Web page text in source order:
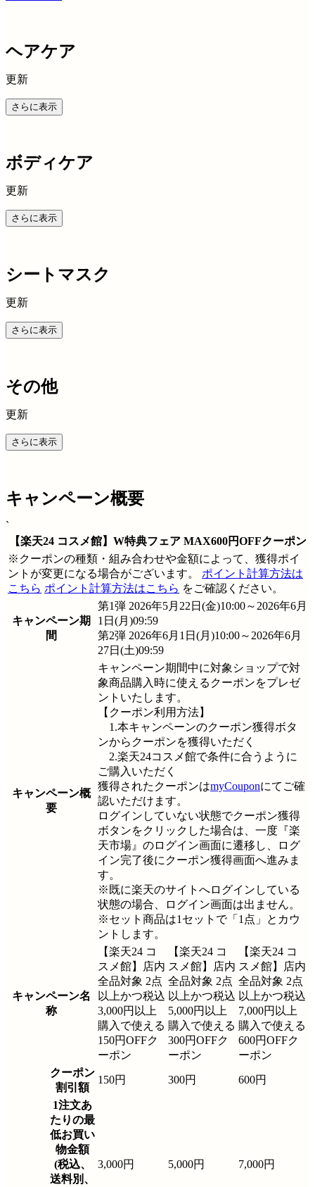
ヘアケア
更新
さらに表示
ボディケア
更新
さらに表示
シートマスク
更新
さらに表示
その他
更新
さらに表示
キャンペーン概要
`
【楽天24 コスメ館】W特典フェア MAX600円OFFクーポン
※クーポンの種類・組み合わせや金額によって、獲得ポイ
ントが変更になる場合がございます。 ポイント計算方法は
こちら ポイント計算方法はこちら をご確認ください。
キャンペーン期
間
第1弾 2026年5月22日(金)10:00～2026年6月
1日(月)09:59
第2弾 2026年6月1日(月)10:00～2026年6月
27日(土)09:59
キャンペーン概
要
キャンペーン期間中に対象ショップで対
象商品購入時に使えるクーポンをプレゼ
ントいたします。
【クーポン利用方法】
1.本キャンペーンのクーポン獲得ボタ
ンからクーポンを獲得いただく
2.楽天24コスメ館で条件に合うように
ご購入いただく
獲得されたクーポンはmyCouponにてご確
認いただけます。
ログインしていない状態でクーポン獲得
ボタンをクリックした場合は、一度『楽
天市場』のログイン画面に遷移し、ログ
イン完了後にクーポン獲得画面へ進みま
す。
※既に楽天のサイトへログインしている
状態の場合、ログイン画面は出ません。
※セット商品は1セットで「1点」とカウ
ントします。
キャンペーン名
称
【楽天24 コ
スメ館】店内
全品対象 2点
以上かつ税込
3,000円以上
購入で使える
150円OFFク
ーポン
【楽天24 コ
スメ館】店内
全品対象 2点
以上かつ税込
5,000円以上
購入で使える
300円OFFク
ーポン
【楽天24 コ
スメ館】店内
全品対象 2点
以上かつ税込
7,000円以上
購入で使える
600円OFFク
ーポン
クーポン
割引額
150円 300円 600円
1注文あ
たりの最
低お買い
物金額
(税込、
送料別、
3,000円 5,000円 7,000円